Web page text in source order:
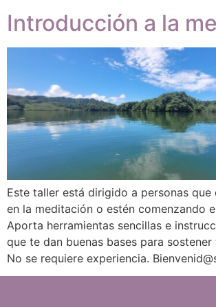
Introducción a la
Este taller está dirigido a personas que
en la meditación o estén comenzando
Aporta herramientas sencillas e
que te dan buenas bases para
No se requiere experiencia.